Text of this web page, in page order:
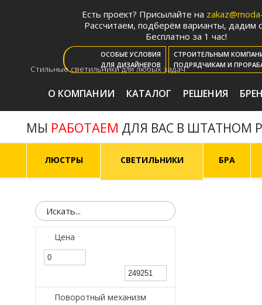
Есть проект? Присылайте на
Рассчитаем, подберём варианты, дадим
Бесплатно за 1 час!
ОСОБЫЕ УСЛОВИЯ
ДЛЯ ДИЗАЙНЕРОВ
СТРОИТЕЛЬНЫМ
ПОДРЯДЧИКАМ И
Стильные светильники для любых задач
О КОМПАНИИ КАТАЛОГ РЕШЕНИЯ
МЫ РАБОТАЕМ ДЛЯ ВАС В ШТАТНОМ
ЛЮСТРЫ СВЕТИЛЬНИКИ БРА
Цена
Поворотный механизм